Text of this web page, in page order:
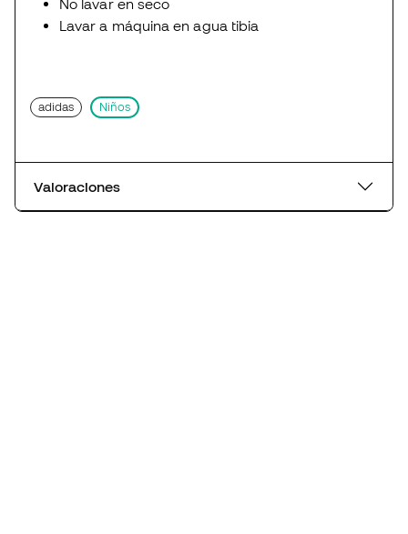
Lavar a máquina en agua tibia
adidas Niños
Valoraciones